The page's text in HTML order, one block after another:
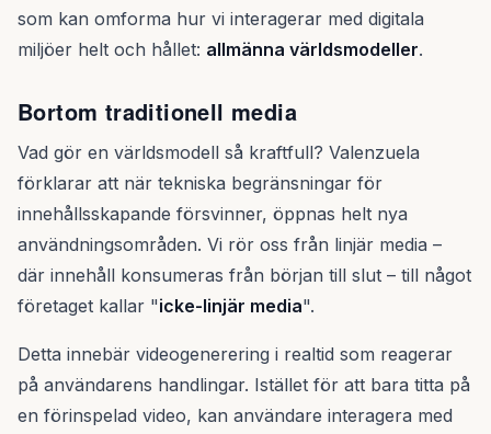
som kan omforma hur vi interagerar med digitala
miljöer helt och hållet: allmänna världsmodeller.
Bortom traditionell media
Vad gör en världsmodell så kraftfull? Valenzuela
förklarar att när tekniska begränsningar för
innehållsskapande försvinner, öppnas helt nya
användningsområden. Vi rör oss från linjär media –
där innehåll konsumeras från början till slut – till något
företaget kallar "icke-linjär media".
Detta innebär videogenerering i realtid som reagerar
på användarens handlingar. Istället för att bara titta på
en förinspelad video, kan användare interagera med